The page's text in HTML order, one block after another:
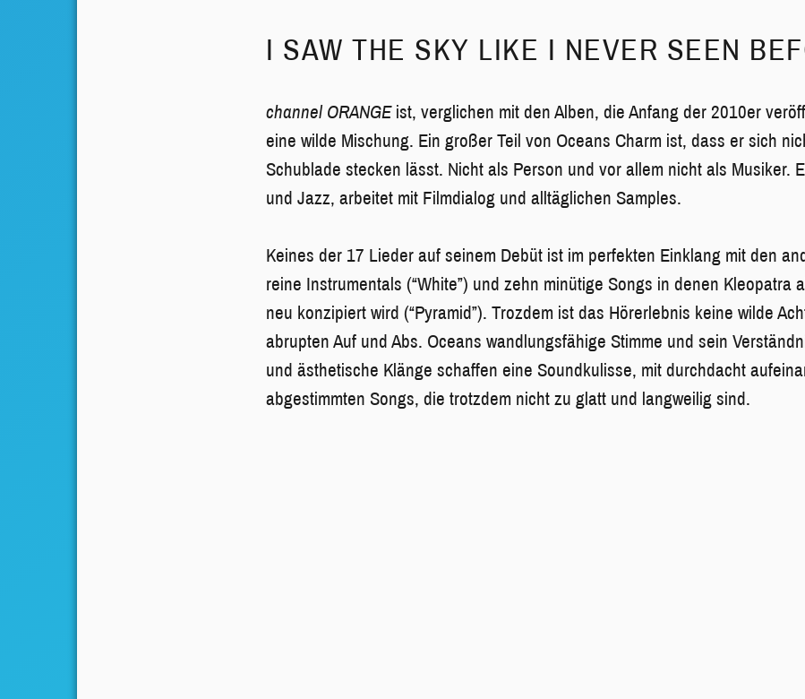
I SAW THE SKY LIKE I NEVER SEEN
channel ORANGEist, verglichen mit den Alben, die Anfang der 2010er
eine wilde Mischung. Ein großer Teil von Oceans Charm ist, dass er sich
Schublade stecken lässt. Nicht als Person und vor allem nicht als Musiker.
und Jazz, arbeitet mit Filmdialog und alltäglichen Samples.
Keines der 17 Lieder auf seinem Debüt ist im perfekten Einklang mit den
reine Instrumentals (“White”) und zehn minütige Songs in denen Kleopatra
neu konzipiert wird (“Pyramid”). Trozdem ist das Hörerlebnis keine wilde
abrupten Auf und Abs. Oceans wandlungsfähige Stimme und sein
und ästhetische Klänge schaffen eine Soundkulisse, mit durchdacht
abgestimmten Songs, die trotzdem nicht zu glatt und langweilig sind.